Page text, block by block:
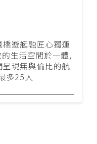
遊艇融匠心獨運
生活空間於一體,
現無與倫比的航
多25人